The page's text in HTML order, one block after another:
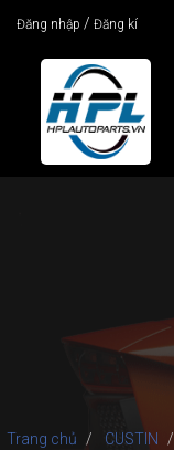
Đăng nhập / Đăng kí
Trang chủ CUSTIN